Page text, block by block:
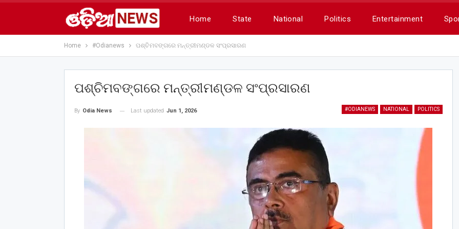
Home State National Politics Entertainment
Home #Odianews ପଶ୍ଚିମବଙ୍ଗରେ ମନ୍ତ୍ରୀମଣ୍ଡଳ ସଂପ୍ରସାରଣ
ପଶ୍ଚିମବଙ୍ଗରେ ମନ୍ତ୍ରୀମଣ୍ଡଳ ସଂପ୍ରସାରଣ
#ODIANEWS NATIONAL POLITICS
By Odia News Last updated Jun 1, 2026